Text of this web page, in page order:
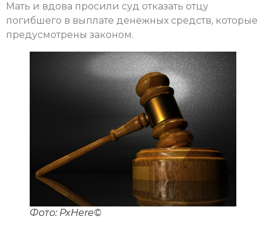
Мать и вдова просили суд отказать отцу
погибшего в выплате денежных средств, которые
предусмотрены законом.
Фото: PxHere©